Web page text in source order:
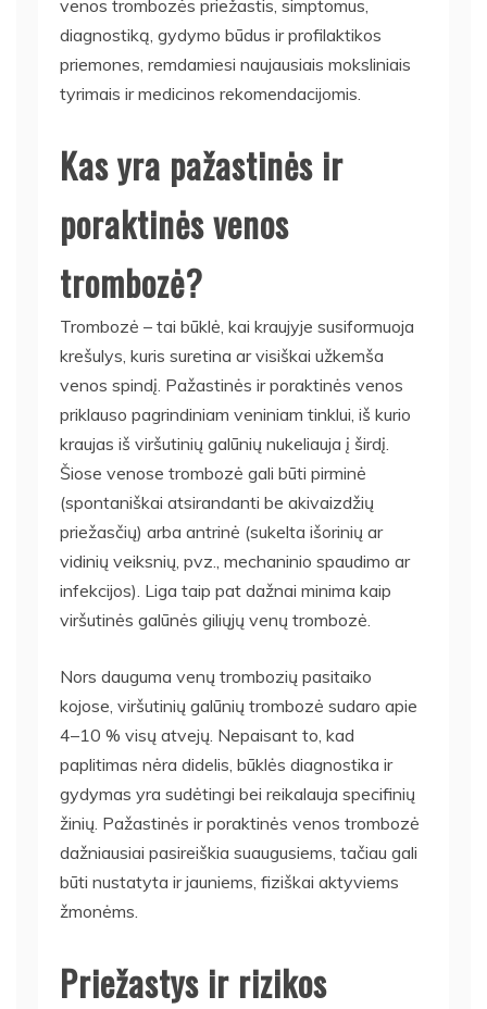
venos trombozės priežastis, simptomus,
diagnostiką, gydymo būdus ir profilaktikos
priemones, remdamiesi naujausiais moksliniais
tyrimais ir medicinos rekomendacijomis.
Kas yra pažastinės ir
poraktinės venos
trombozė?
Trombozė – tai būklė, kai kraujyje susiformuoja
krešulys, kuris suretina ar visiškai užkemša
venos spindį. Pažastinės ir poraktinės venos
priklauso pagrindiniam veniniam tinklui, iš kurio
kraujas iš viršutinių galūnių nukeliauja į širdį.
Šiose venose trombozė gali būti pirminė
(spontaniškai atsirandanti be akivaizdžių
priežasčių) arba antrinė (sukelta išorinių ar
vidinių veiksnių, pvz., mechaninio spaudimo ar
infekcijos). Liga taip pat dažnai minima kaip
viršutinės galūnės giliųjų venų trombozė.
Nors dauguma venų trombozių pasitaiko
kojose, viršutinių galūnių trombozė sudaro apie
4–10 % visų atvejų. Nepaisant to, kad
paplitimas nėra didelis, būklės diagnostika ir
gydymas yra sudėtingi bei reikalauja specifinių
žinių. Pažastinės ir poraktinės venos trombozė
dažniausiai pasireiškia suaugusiems, tačiau gali
būti nustatyta ir jauniems, fiziškai aktyviems
žmonėms.
Priežastys ir rizikos